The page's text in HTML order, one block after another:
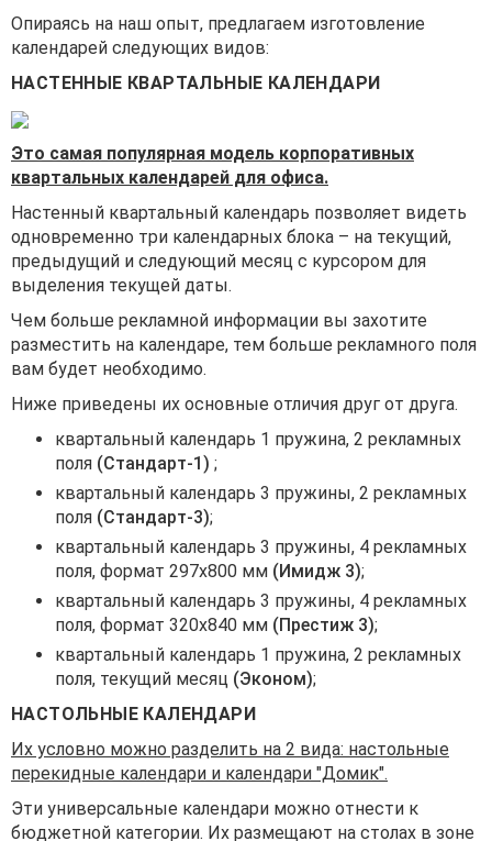
Опираясь на наш опыт, предлагаем изготовление
календарей следующих видов:
НАСТЕННЫЕ КВАРТАЛЬНЫЕ КАЛЕНДАРИ
Это самая популярная модель корпоративных
квартальных календарей для офиса.
Настенный квартальный календарь позволяет видеть
одновременно три календарных блока – на текущий,
предыдущий и следующий месяц с курсором для
выделения текущей даты.
Чем больше рекламной информации вы захотите
разместить на календаре, тем больше рекламного поля
вам будет необходимо.
Ниже приведены их основные отличия друг от друга.
квартальный календарь 1 пружина, 2 рекламных
поля (Стандарт-1) ;
квартальный календарь 3 пружины, 2 рекламных
поля (Стандарт-3);
квартальный календарь 3 пружины, 4 рекламных
поля, формат 297x800 мм (Имидж 3);
квартальный календарь 3 пружины, 4 рекламных
поля, формат 320x840 мм (Престиж 3);
квартальный календарь 1 пружина, 2 рекламных
поля, текущий месяц (Эконом);
НАСТОЛЬНЫЕ КАЛЕНДАРИ
Их условно можно разделить на 2 вида: настольные
перекидные календари и календари "Домик".
Эти универсальные календари можно отнести к
бюджетной категории. Их размещают на столах в зоне